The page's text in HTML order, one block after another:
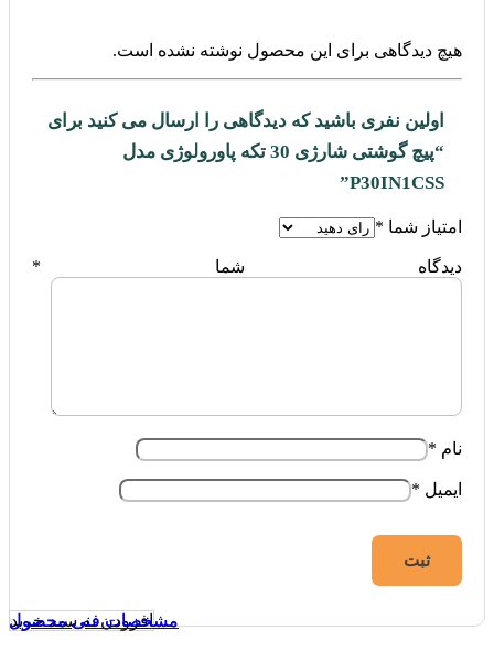
هیچ دیدگاهی برای این محصول نوشته نشده است.
اولین نفری باشید که دیدگاهی را ارسال می کنید برای
“پیچ گوشتی شارژی 30 تکه پاورولوژی مدل
P30IN1CSS”
امتیاز شما *
دیدگاه شما *
نام *
ایمیل *
مشخصات فنی محصول
افزودن به سبد خرید
مشخصات فنی محصول